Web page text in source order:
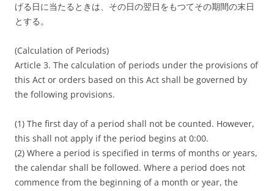
げる日に当たるときは、その日の翌日をもつてその期間の末日
とする。
(Calculation of Periods)
Article 3. The calculation of periods under the provisions of
this Act or orders based on this Act shall be governed by
the following provisions.
(1) The first day of a period shall not be counted. However,
this shall not apply if the period begins at 0:00.
(2) Where a period is specified in terms of months or years,
the calendar shall be followed. Where a period does not
commence from the beginning of a month or year, the